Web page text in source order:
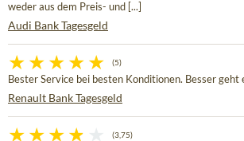
weder aus dem Preis- und [...]
Audi Bank Tagesgeld
(5)
Bester Service bei besten Konditionen. Besser geht
Renault Bank Tagesgeld
(3,75)